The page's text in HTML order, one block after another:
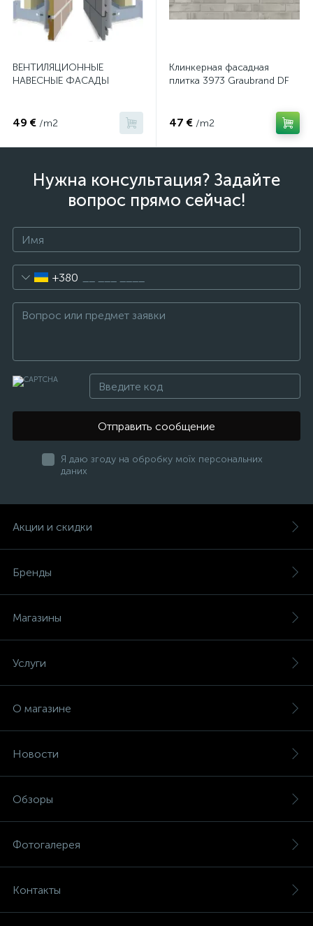
ВЕНТИЛЯЦИОННЫЕ
НАВЕСНЫЕ ФАСАДЫ
49 € /m2
Клинкерная фасадная
плитка 3973 Graubrand DF
47 € /m2
Нужна консультация? Задайте
вопрос прямо сейчас!
+380
Отправить сообщение
Я даю згоду на обробку моїх персональних
даних
Акции и скидки
Бренды
Магазины
Услуги
О магазине
Новости
Обзоры
Фотогалерея
Контакты